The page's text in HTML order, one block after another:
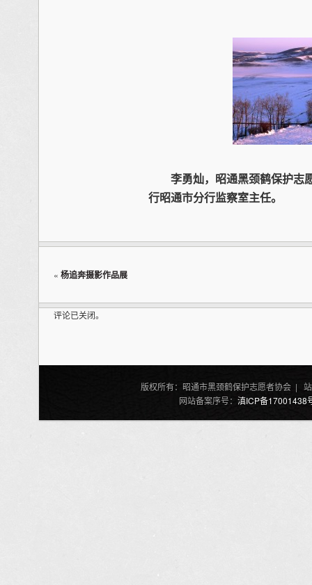
李勇灿，昭通黑颈鹤保护志
行昭通市分行监察室主任。
« 杨追奔摄影作品展
评论已关闭。
版权所有：昭通市黑颈鹤保护志愿者协会 |
网站备案序号： 滇ICP备17001438